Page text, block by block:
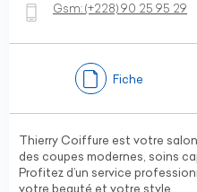
Gsm:(+228)90 25 95 29
Fiche
Thierry Coiffure est votre
des coupes modernes, soins
Profitez d’un service
votre beauté et votre style.